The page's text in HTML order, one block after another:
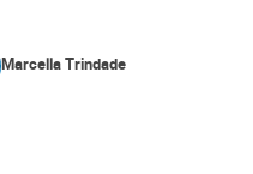
Marcella Trindade